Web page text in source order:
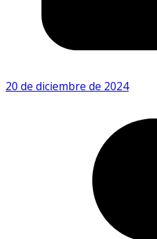
20 de diciembre de 2024